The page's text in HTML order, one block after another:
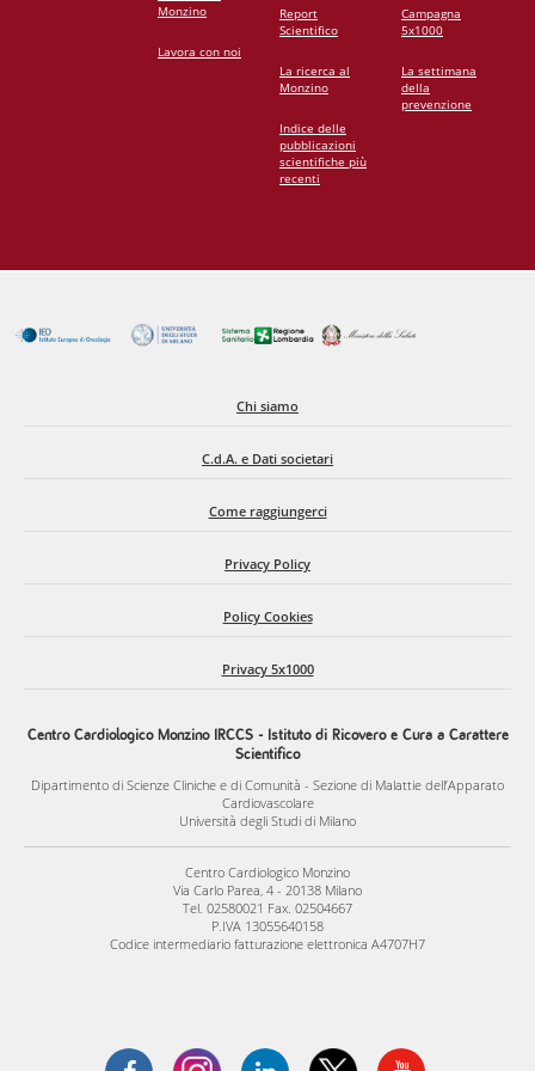
Monzino
Lavora con noi
Report
Scientifico
La ricerca al
Monzino
Indice delle
pubblicazioni
scientifiche più
recenti
Campagna
5x1000
La settimana
della
prevenzione
Chi siamo
C.d.A. e Dati societari
Come raggiungerci
Privacy Policy
Policy Cookies
Privacy 5x1000
Centro Cardiologico Monzino IRCCS - Istituto di Ricovero e Cura a Carattere
Scientifico
Dipartimento di Scienze Cliniche e di Comunità - Sezione di Malattie dell’Apparato
Cardiovascolare
Università degli Studi di Milano
Centro Cardiologico Monzino
Via Carlo Parea, 4 - 20138 Milano
Tel. 02580021 Fax. 02504667
P.IVA 13055640158
Codice intermediario fatturazione elettronica A4707H7